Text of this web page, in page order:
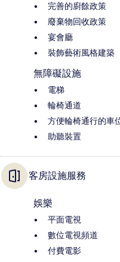
完善的廚餘政策
廢棄物回收政策
宴會廳
裝飾藝術風格建築
無障礙設施
電梯
輪椅通道
方便輪椅通行的車
助聽裝置
客房設施服務
娛樂
平面電視
數位電視頻道
付費電影